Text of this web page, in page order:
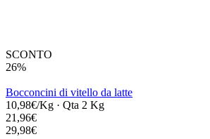
SCONTO
26%
Bocconcini di vitello da latte
10,98€/Kg · Qta 2 Kg
21,96€
29,98€